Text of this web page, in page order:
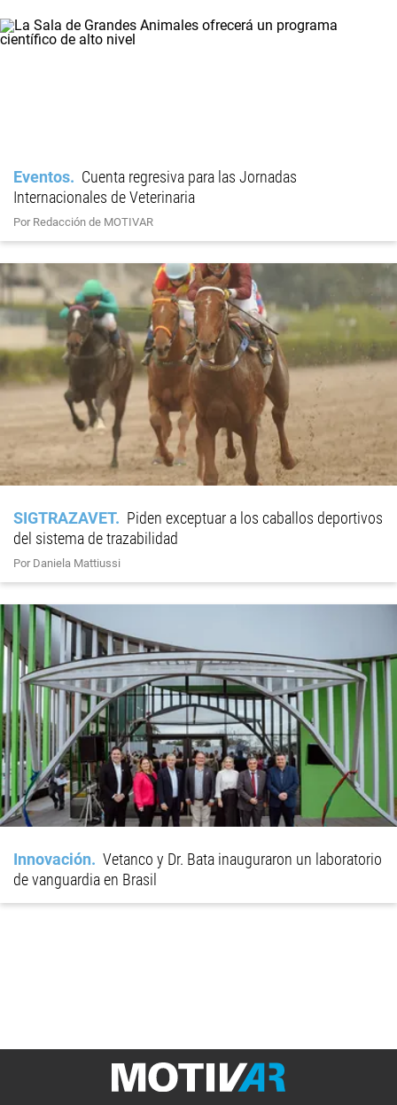
Eventos
Cuenta regresiva para las Jornadas
Internacionales de Veterinaria
Por Redacción de MOTIVAR
SIGTRAZAVET
Piden exceptuar a los caballos deportivos
del sistema de trazabilidad
Por Daniela Mattiussi
Innovación
Vetanco y Dr. Bata inauguraron un laboratorio
de vanguardia en Brasil